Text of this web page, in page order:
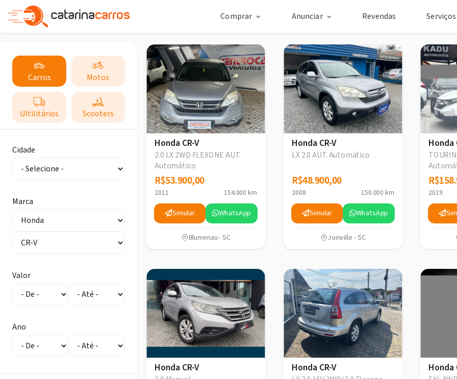
Comprar Anunciar Revendas Serviços
Carros Motos
Ultilitários Scooters
Cidade
Marca
Valor
Ano
Honda CR-V
2.0 LX 2WD FLEXONE AUT.
Automático
R$53.900,00
R$53.900,00
2011 154.000 km
Simular WhatsApp
Blumenau - SC
Honda CR-V
LX 2.0 AUT. Automático
R$48.900,00
R$48.900,00
2008 150.000 km
Simular WhatsApp
Joinville - SC
Honda
2019
Honda CR-V Honda CR-V Honda